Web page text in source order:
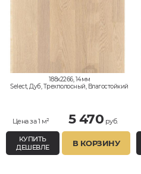
188x2266, 14мм
Select, Дуб, Трехполосный, Влагостойкий
Цена за 1 м² 5 470 руб.
КУПИТЬ
ДЕШЕВЛЕ
В КОРЗИНУ